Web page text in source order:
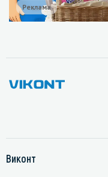
Реклама
Виконт